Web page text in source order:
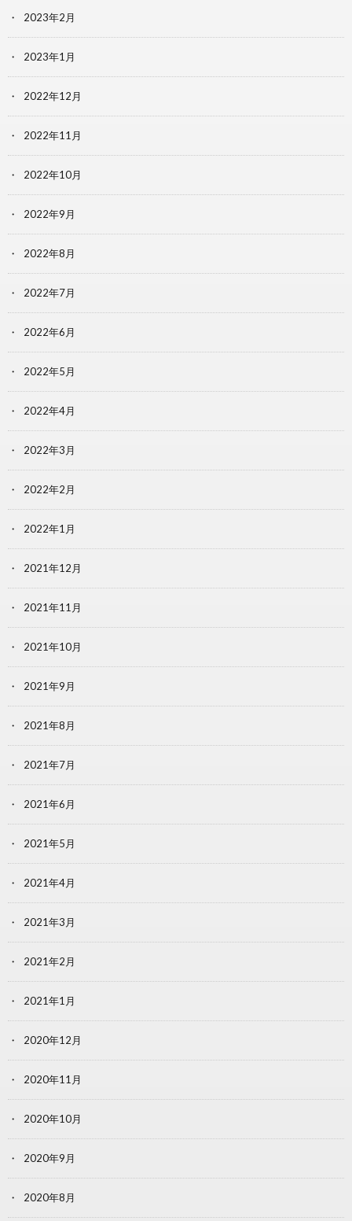
2023年2月
2023年1月
2022年12月
2022年11月
2022年10月
2022年9月
2022年8月
2022年7月
2022年6月
2022年5月
2022年4月
2022年3月
2022年2月
2022年1月
2021年12月
2021年11月
2021年10月
2021年9月
2021年8月
2021年7月
2021年6月
2021年5月
2021年4月
2021年3月
2021年2月
2021年1月
2020年12月
2020年11月
2020年10月
2020年9月
2020年8月